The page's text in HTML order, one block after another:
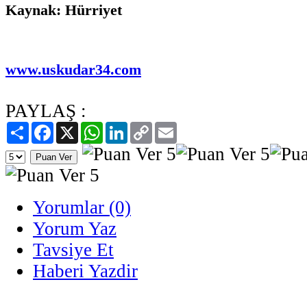
Kaynak: Hürriyet
www.uskudar34.com
PAYLAŞ :
PaylaşFacebook
X WhatsAppLinkedIn
Copy
Link
Yorumlar (0)
Yorum Yaz
Tavsiye Et
Haberi Yazdir